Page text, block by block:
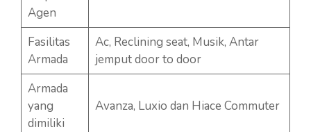
Agen
Fasilitas
Armada
Ac, Reclining seat, Musik, Antar
jemput door to door
Armada
yang
dimiliki
Avanza, Luxio dan Hiace Commuter